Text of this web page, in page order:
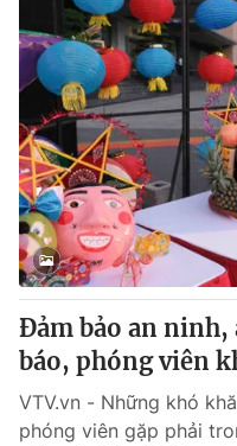
Đảm bảo an ninh,
báo, phóng viên
VTV.vn - Những khó
phóng viên gặp phải